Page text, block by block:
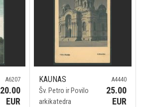
A6207
20.00
EUR
KAUNAS
Šv. Petro ir Povilo
arkikatedra
A4440
25.00
EUR